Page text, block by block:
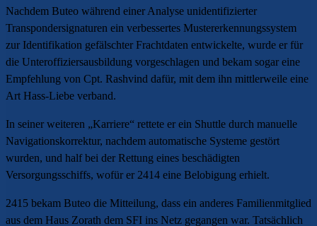
Nachdem Buteo während einer Analyse unidentifizierter
Transpondersignaturen ein verbessertes Mustererkennungssystem
zur Identifikation gefälschter Frachtdaten entwickelte, wurde er für
die Unteroffiziersausbildung vorgeschlagen und bekam sogar eine
Empfehlung von Cpt. Rashvind dafür, mit dem ihn mittlerweile eine
Art Hass-Liebe verband.
In seiner weiteren „Karriere“ rettete er ein Shuttle durch manuelle
Navigationskorrektur, nachdem automatische Systeme gestört
wurden, und half bei der Rettung eines beschädigten
Versorgungsschiffs, wofür er 2414 eine Belobigung erhielt.
2415 bekam Buteo die Mitteilung, dass ein anderes Familienmitglied
aus dem Haus Zorath dem SFI ins Netz gegangen war. Tatsächlich